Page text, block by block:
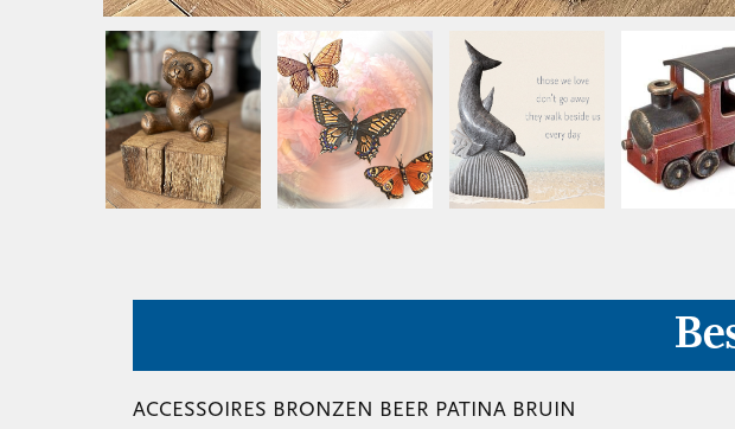
ACCESSOIRES BRONZEN BEER PATINA BRUIN